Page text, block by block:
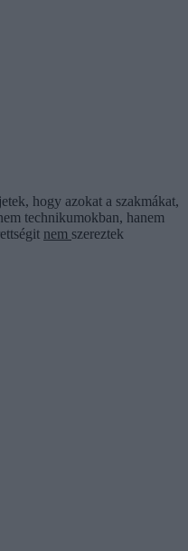
hogy azokat a szakmákat,
technikumokban, hanem
nem szereztek